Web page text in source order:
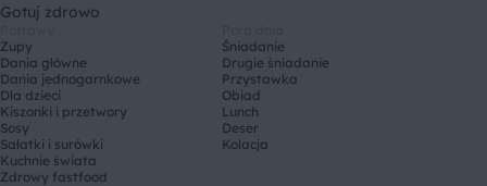
Gotuj zdrowo
Zupy
Dania główne
Dania jednogarnkowe
Dla dzieci
Kiszonki i przetwory
Sosy
Sałatki i surówki
Kuchnie świata
Zdrowy fastfood
Śniadanie
Drugie śniadanie
Przystawka
Obiad
Lunch
Deser
Kolacja